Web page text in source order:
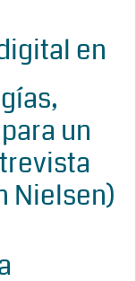
en
un
Nielsen)